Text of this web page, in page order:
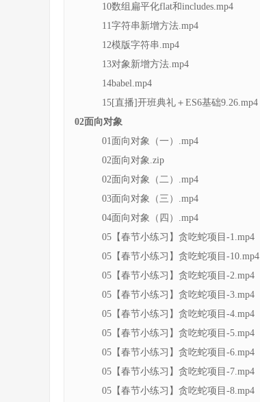
10数组扁平化flat和includes.mp4
11字符串新增方法.mp4
12模版字符串.mp4
13对象新增方法.mp4
14babel.mp4
15[直播]开班典礼＋ES6基础9.26.mp4
02面向对象
01面向对象（一）.mp4
02面向对象.zip
02面向对象（二）.mp4
03面向对象（三）.mp4
04面向对象（四）.mp4
05【春节小练习】贪吃蛇项目-1.mp4
05【春节小练习】贪吃蛇项目-10.mp4
05【春节小练习】贪吃蛇项目-2.mp4
05【春节小练习】贪吃蛇项目-3.mp4
05【春节小练习】贪吃蛇项目-4.mp4
05【春节小练习】贪吃蛇项目-5.mp4
05【春节小练习】贪吃蛇项目-6.mp4
05【春节小练习】贪吃蛇项目-7.mp4
05【春节小练习】贪吃蛇项目-8.mp4